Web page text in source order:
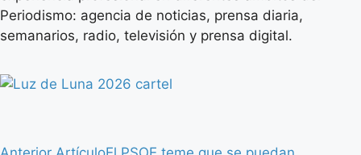
Periodismo: agencia de noticias, prensa diaria,
semanarios, radio, televisión y prensa digital.